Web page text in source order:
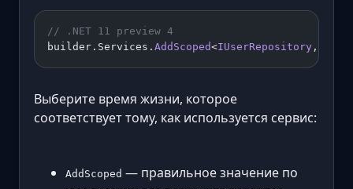
// .NET 11 preview 4
builder.Services. AddScoped<IUserRepository ,
Выберите время жизни, которое
соответствует тому, как используется сервис:
AddScoped — правильное значение по